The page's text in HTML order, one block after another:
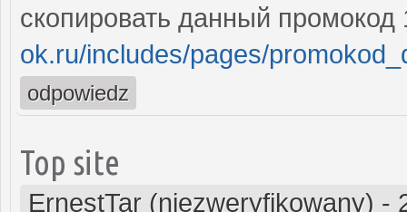
скопировать данный промокод
ok.ru/includes/pages/
odpowiedz
Top site
ErnestTar (niezweryfikowany) -